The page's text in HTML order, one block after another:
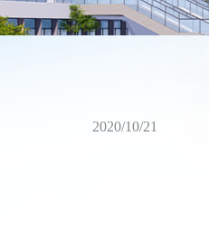
2020/10/21